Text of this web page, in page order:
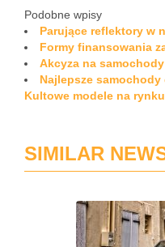
Podobne wpisy
Parujące reflektory w
Formy finansowania
Akcyza na
Najlepsze
Kultowe modele na rynku
SIMILAR